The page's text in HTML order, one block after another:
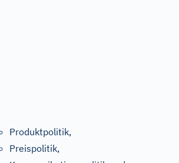
Produktpolitik,
Preispolitik,